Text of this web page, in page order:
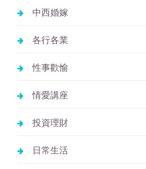
中西婚嫁
各行各業
性事歡愉
情愛講座
投資理財
日常生活